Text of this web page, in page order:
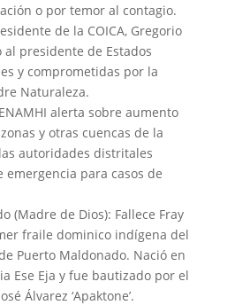
o por temor al contagio.
de la COICA, Gregorio
presidente de Estados
y comprometidas por la
Naturaleza.
alerta sobre aumento
y otras cuencas de la
autoridades distritales
emergencia para casos de
(Madre de Dios): Fallece Fray
fraile dominico indígena del
Puerto Maldonado. Nació en
Ese Eja y fue bautizado por el
Álvarez ‘Apaktone’.